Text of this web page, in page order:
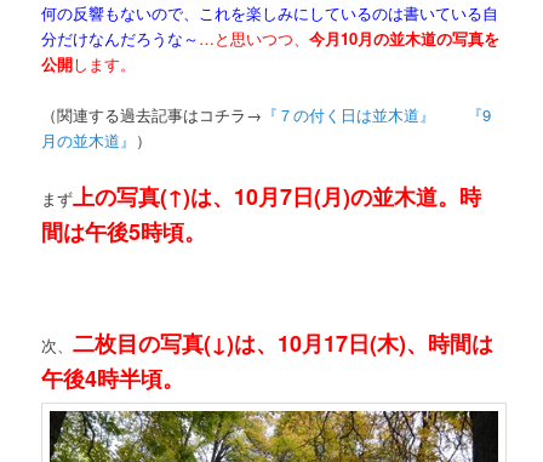
何の反響もないので、これを楽しみにしているのは書いている自
分だけなんだろうな～…と思いつつ、今月10月の並木道の写真を
公開します。
（関連する過去記事はコチラ→ 『７の付く日は並木道』
『9
月の並木道』 ）
まず上の写真(↑)は、10月7日(月)の並木道。時
間は午後5時頃。
次、二枚目の写真(↓)は、10月17日(木)、時間は
午後4時半頃。